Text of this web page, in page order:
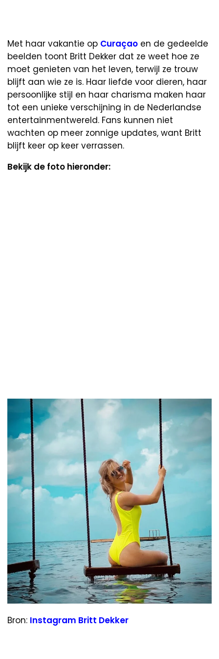
Met haar vakantie op Curaçao en de gedeelde
beelden toont Britt Dekker dat ze weet hoe ze
moet genieten van het leven, terwijl ze trouw
blijft aan wie ze is. Haar liefde voor dieren, haar
persoonlijke stijl en haar charisma maken haar
tot een unieke verschijning in de Nederlandse
entertainmentwereld. Fans kunnen niet
wachten op meer zonnige updates, want Britt
blijft keer op keer verrassen.
Bekijk de foto hieronder:
Bron: Instagram Britt Dekker